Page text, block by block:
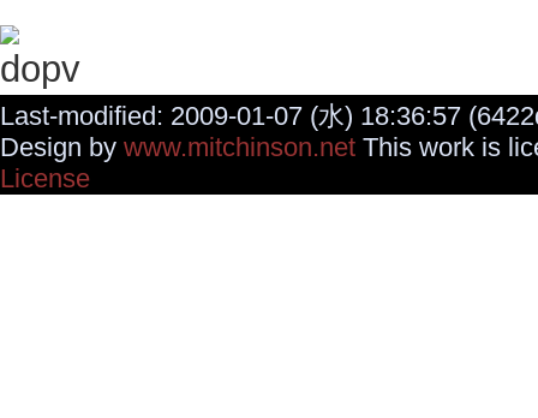
Last-modified: 2009-01-07 (水) 18:36:57
Design by www.mitchinson.net This work is
License